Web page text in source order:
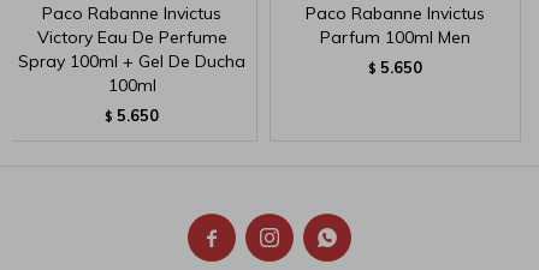
Paco Rabanne Invictus
Victory Eau De Perfume
Spray 100ml + Gel De Ducha
100ml
$ 5.650
Paco Rabanne Invictus
Parfum 100ml Men
$ 5.650
  